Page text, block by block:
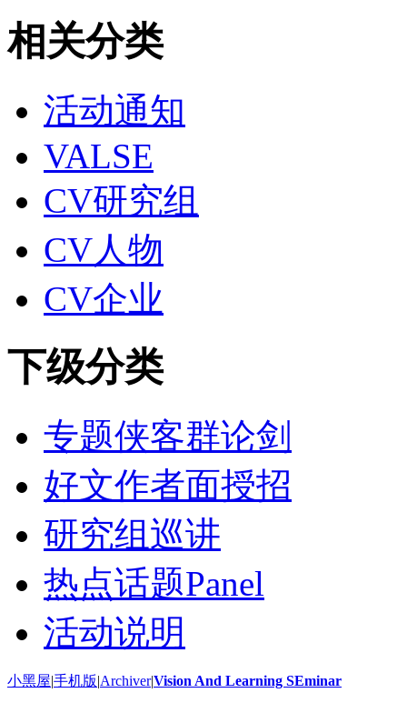
相关分类
活动通知
VALSE
CV研究组
CV人物
CV企业
下级分类
专题侠客群论剑
好文作者面授招
研究组巡讲
热点话题Panel
活动说明
小黑屋|手机版|Archiver|Vision And Learning SEminar